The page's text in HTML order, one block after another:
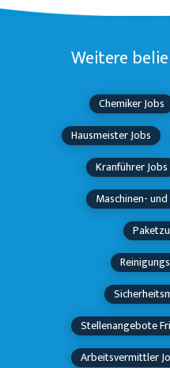
Weitere
Chemiker Jobs
Hausmeister Jobs
Kranführer Jobs
Maschinen-
Stellenangebote
Arbeitsvermittler